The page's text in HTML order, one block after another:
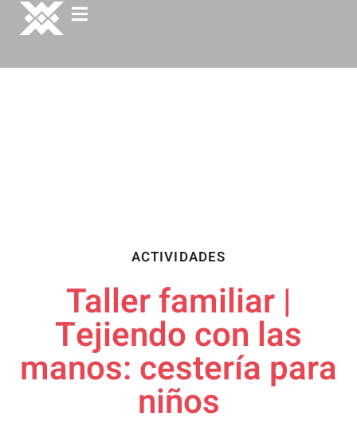
ACTIVIDADES
Taller familiar |
Tejiendo con las
manos: cestería para
niños